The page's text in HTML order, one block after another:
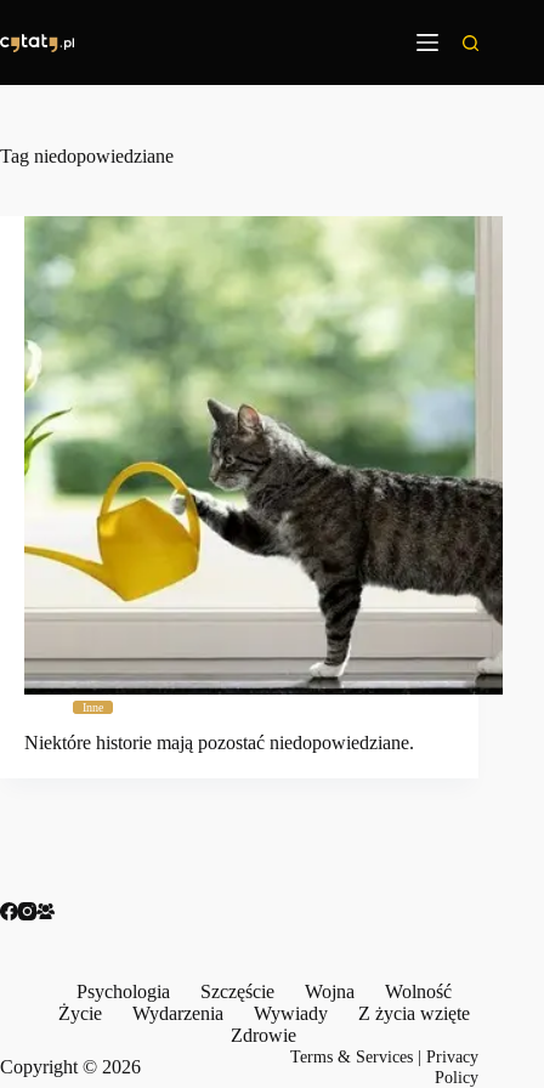
treści
Tag niedopowiedziane
Inne
Niektóre historie mają pozostać niedopowiedziane.
Psychologia Szczęście Wojna
Wolność
Życie
Wydarzenia Wywiady
Z życia wzięte
Zdrowie
Copyright © 2026
Terms & Services |Privacy
Policy